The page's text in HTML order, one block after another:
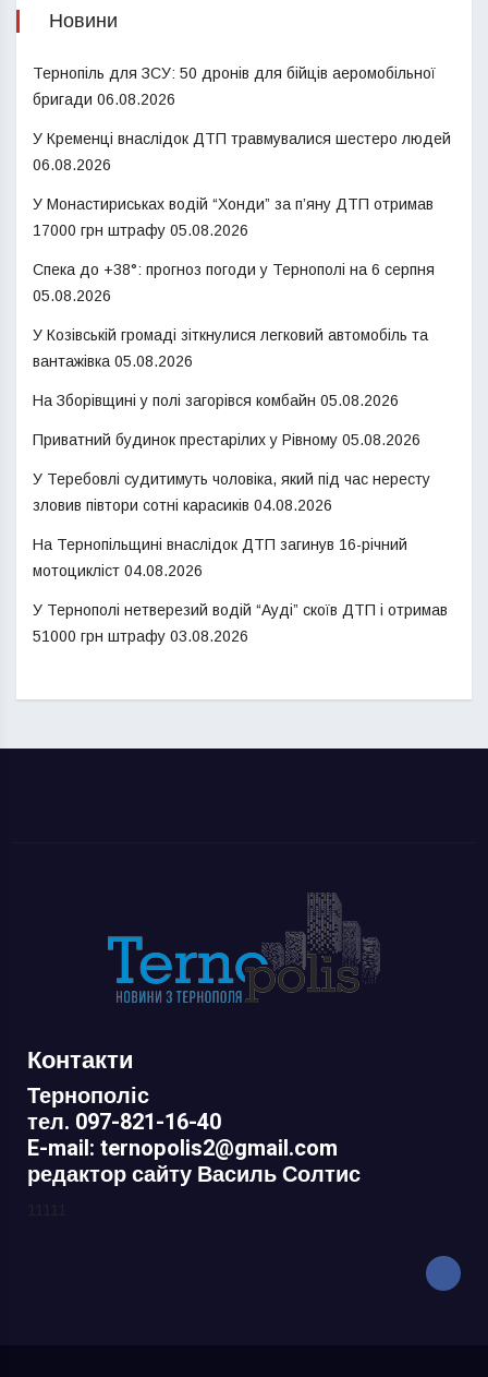
Новини
Тернопіль для ЗСУ: 50 дронів для бійців аеромобільної
бригади 06.08.2026
У Кременці внаслідок ДТП травмувалися шестеро людей
06.08.2026
У Монастириськах водій “Хонди” за п’яну ДТП отримав
17000 грн штрафу 05.08.2026
Спека до +38°: прогноз погоди у Тернополі на 6 серпня
05.08.2026
У Козівській громаді зіткнулися легковий автомобіль та
вантажівка 05.08.2026
На Зборівщині у полі загорівся комбайн 05.08.2026
Приватний будинок престарілих у Рівному 05.08.2026
У Теребовлі судитимуть чоловіка, який під час нересту
зловив півтори сотні карасиків 04.08.2026
На Тернопільщині внаслідок ДТП загинув 16-річний
мотоцикліст 04.08.2026
У Тернополі нетверезий водій “Ауді” скоїв ДТП і отримав
51000 грн штрафу 03.08.2026
Контакти
Тернополіс
тел. 097-821-16-40
E-mail: ternopolis2@gmail.com
редактор сайту Василь Солтис